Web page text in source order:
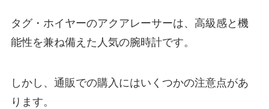
タグ・ホイヤーのアクアレーサーは、高級感と機
能性を兼ね備えた人気の腕時計です。
しかし、通販での購入にはいくつかの注意点があ
ります。